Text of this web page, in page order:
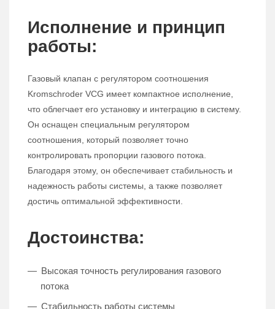
Исполнение и принцип
работы:
Газовый клапан с регулятором соотношения
Kromschroder VCG имеет компактное исполнение,
что облегчает его установку и интеграцию в систему.
Он оснащен специальным регулятором
соотношения, который позволяет точно
контролировать пропорции газового потока.
Благодаря этому, он обеспечивает стабильность и
надежность работы системы, а также позволяет
достичь оптимальной эффективности.
Достоинства:
Высокая точность регулирования газового
потока
Стабильность работы системы